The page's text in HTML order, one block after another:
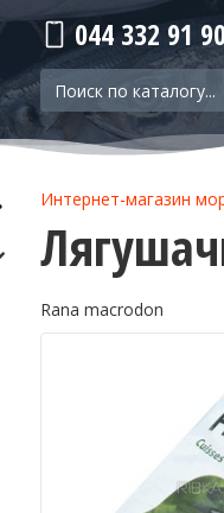
044 332 91
Интернет-магазин
Rana macrodon